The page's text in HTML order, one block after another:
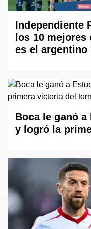
Independiente
los 10
es el
Boca le ganó a
y logró la